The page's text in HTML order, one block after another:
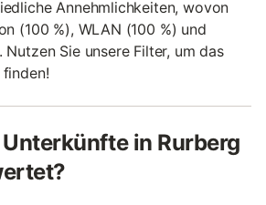
Annehmlichkeiten, wovon
(100 %), WLAN (100 %) und
Sie unsere Filter, um das
in Rurberg